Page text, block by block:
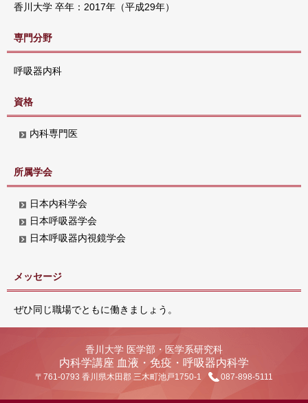
香川大学 卒年：2017年（平成29年）
専門分野
呼吸器内科
資格
内科専門医
所属学会
日本内科学会
日本呼吸器学会
日本呼吸器内視鏡学会
メッセージ
ぜひ同じ職場でともに働きましょう。
香川大学 医学部・医学系研究科
内科学講座 血液・免疫・呼吸器内科学
〒761-0793 香川県木田郡 三木町池戸1750-1 087-898-5111